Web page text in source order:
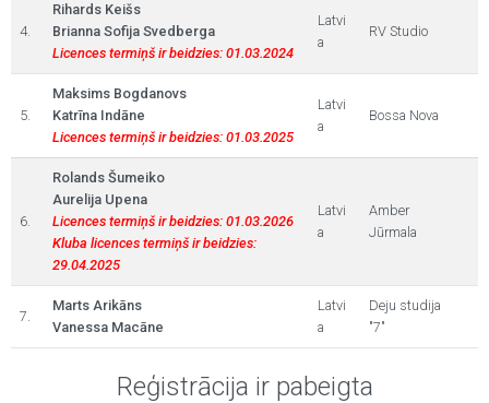
4.
Rihards Keišs
Brianna Sofija Svedberga
Licences termiņš ir beidzies: 01.03.2024
Latvi
a
RV Studio
5.
Maksims Bogdanovs
Katrīna Indāne
Licences termiņš ir beidzies: 01.03.2025
Latvi
a
Bossa Nova
6.
Rolands Šumeiko
Aurelija Upena
Licences termiņš ir beidzies: 01.03.2026
Kluba licences termiņš ir beidzies:
29.04.2025
Latvi
a
Amber
Jūrmala
7.
Marts Arikāns
Vanessa Macāne
Latvi
a
Deju studija
"7"
Reģistrācija ir pabeigta